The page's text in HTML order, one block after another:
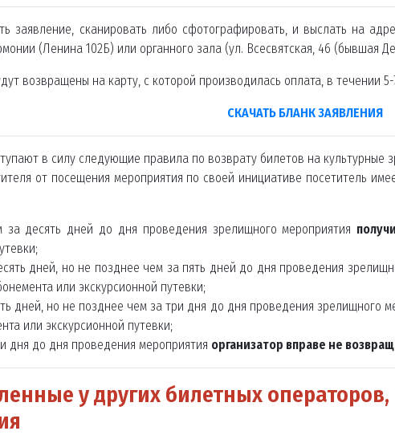
заявление, сканировать либо сфотографировать, и выслать на
(Ленина 102Б) или органного зала (ул. Всесвятская, 46 (бывшая
возвращены на карту, с которой производилась оплата, в течении 5-
СКАЧАТЬ БЛАНК ЗАЯВЛЕНИЯ
в силу следующие правила по возврату билетов на культурные
от посещения мероприятия по своей инициативе посетитель
десять дней до дня проведения зрелищного мероприятия
дней, но не позднее чем за пять дней до дня проведения
или экскурсионной путевки;
дней, но не позднее чем за три дня до дня проведения зрелищного
или экскурсионной путевки;
дня до дня проведения мероприятия организатор вправе не
у других билетных